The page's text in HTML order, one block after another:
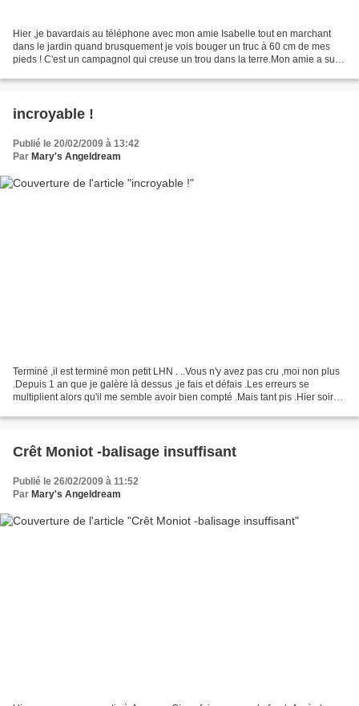
Hier ,je bavardais au téléphone avec mon amie Isabelle tout en marchant
dans le jardin quand brusquement je vois bouger un truc à 60 cm de mes
pieds ! C'est un campagnol qui creuse un trou dans la terre.Mon amie a suivi
incroyable !
Publié le 20/02/2009 à 13:42
Par Mary's Angeldream
Terminé ,il est terminé mon petit LHN . ..Vous n'y avez pas cru ,moi non plus
.Depuis 1 an que je galère là dessus ,je fais et défais .Les erreurs se
multiplient alors qu'il me semble avoir bien compté .Mais tant pis .Hier soir
Crêt Moniot -balisage insuffisant
Publié le 26/02/2009 à 11:52
Par Mary's Angeldream